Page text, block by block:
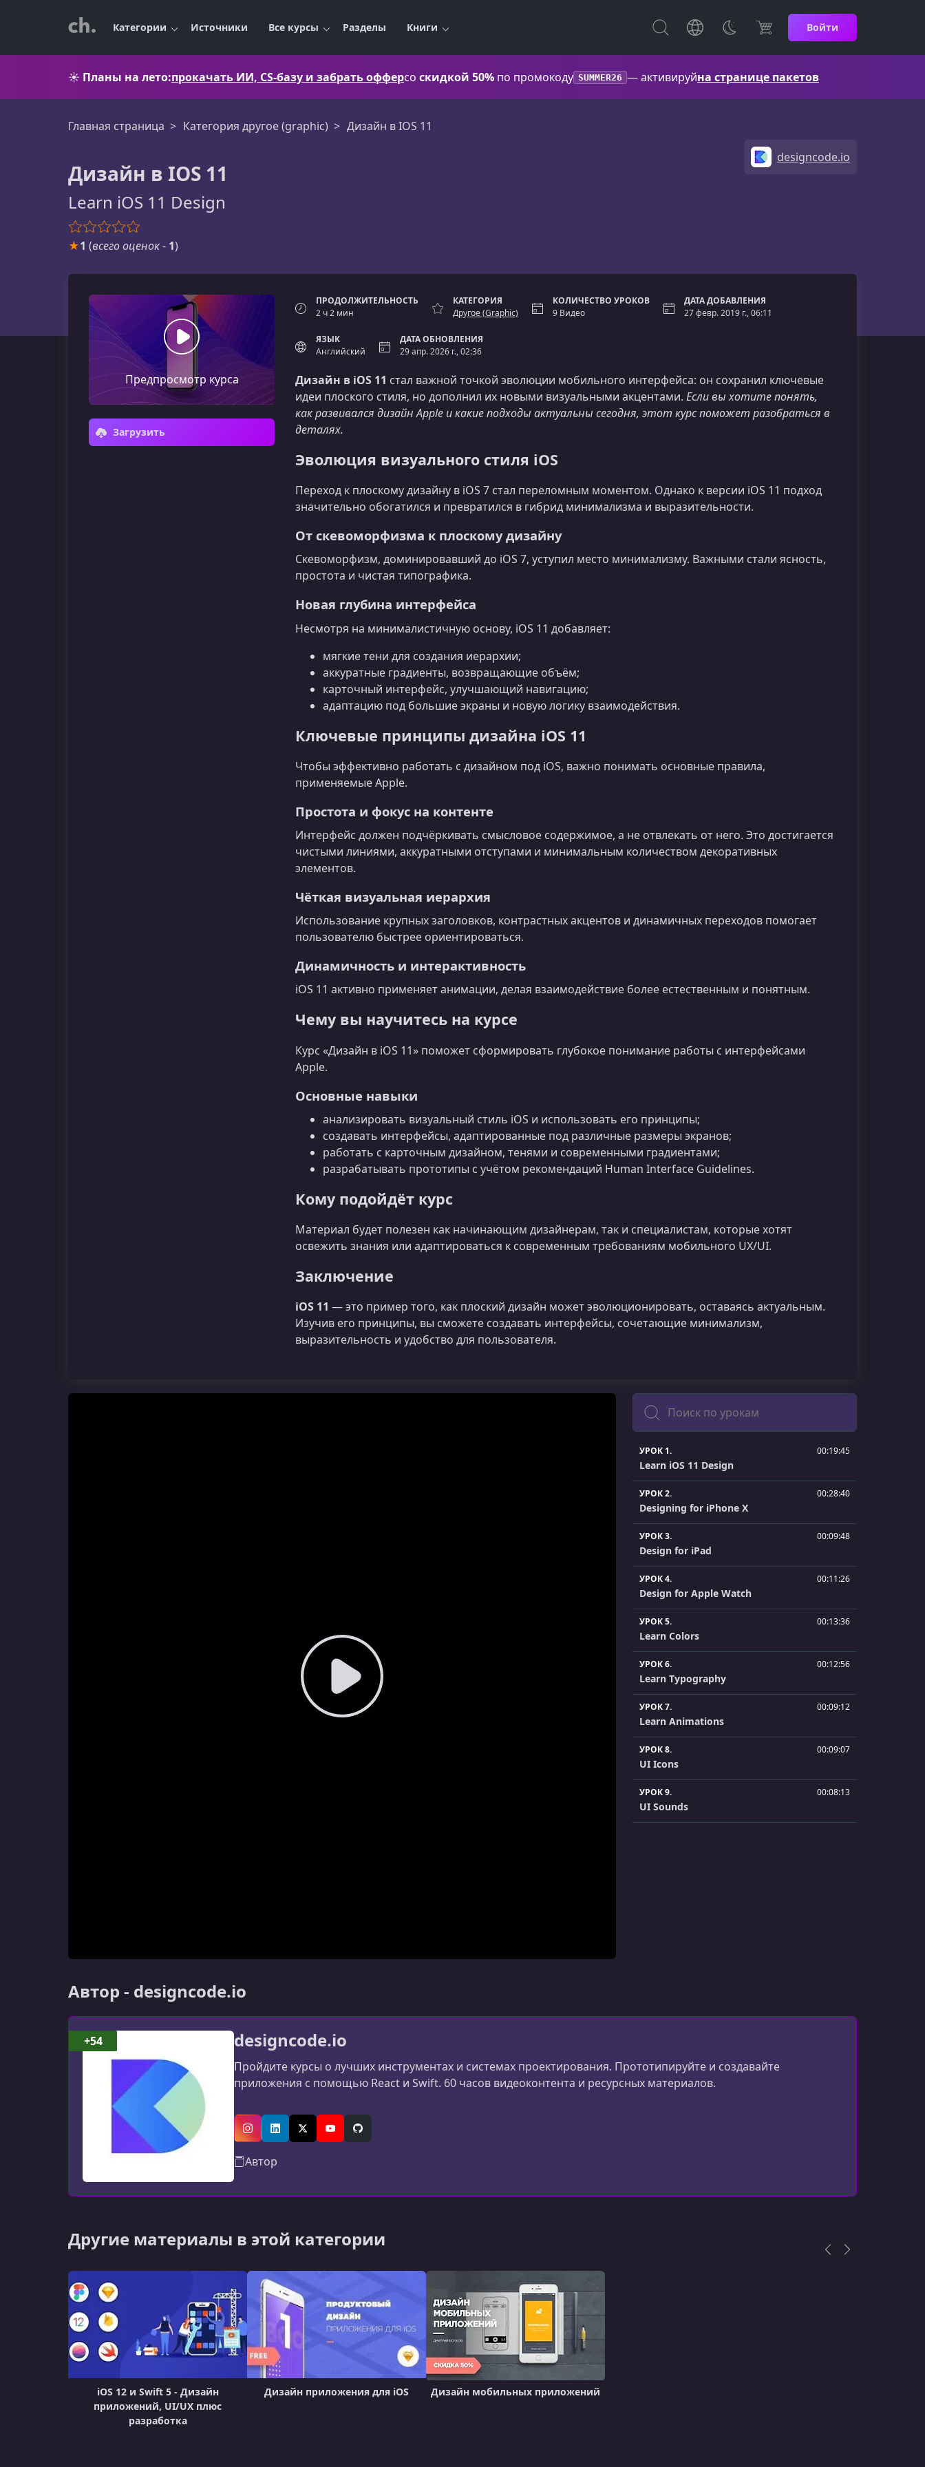
Категории Источники Все курсы Разделы Книги Войти
☀️ Планы на лето:прокачать ИИ, CS-базу и забрать офферсо скидкой 50% по промокоду SUMMER26 — активируйна странице пакетов
Главная страница Категория другое (graphic) Дизайн в IOS 11
Дизайн в IOS 11
Learn iOS 11 Design
designcode.io
★1 (всего оценок- 1)
Предпросмотр курса
Загрузить
ПРОДОЛЖИТЕЛЬНОСТЬ
2 ч 2 мин
КАТЕГОРИЯ
Другое (Graphic)
КОЛИЧЕСТВО УРОКОВ
9 Видео
ДАТА ДОБАВЛЕНИЯ
27 февр. 2019 г., 06:11
ЯЗЫК
Английский
ДАТА ОБНОВЛЕНИЯ
29 апр. 2026 г., 02:36
Дизайн в iOS 11 стал важной точкой эволюции мобильного интерфейса: он сохранил ключевые
идеи плоского стиля, но дополнил их новыми визуальными акцентами. Если вы хотите понять,
как развивался дизайн Apple и какие подходы актуальны сегодня, этот курс поможет разобраться в
деталях.
Эволюция визуального стиля iOS
Переход к плоскому дизайну в iOS 7 стал переломным моментом. Однако к версии iOS 11 подход
значительно обогатился и превратился в гибрид минимализма и выразительности.
От скевоморфизма к плоскому дизайну
Скевоморфизм, доминировавший до iOS 7, уступил место минимализму. Важными стали ясность,
простота и чистая типографика.
Новая глубина интерфейса
Несмотря на минималистичную основу, iOS 11 добавляет:
мягкие тени для создания иерархии;
аккуратные градиенты, возвращающие объём;
карточный интерфейс, улучшающий навигацию;
адаптацию под большие экраны и новую логику взаимодействия.
Ключевые принципы дизайна iOS 11
Чтобы эффективно работать с дизайном под iOS, важно понимать основные правила,
применяемые Apple.
Простота и фокус на контенте
Интерфейс должен подчёркивать смысловое содержимое, а не отвлекать от него. Это достигается
чистыми линиями, аккуратными отступами и минимальным количеством декоративных
элементов.
Чёткая визуальная иерархия
Использование крупных заголовков, контрастных акцентов и динамичных переходов помогает
пользователю быстрее ориентироваться.
Динамичность и интерактивность
iOS 11 активно применяет анимации, делая взаимодействие более естественным и понятным.
Чему вы научитесь на курсе
Курс «Дизайн в iOS 11» поможет сформировать глубокое понимание работы с интерфейсами
Apple.
Основные навыки
анализировать визуальный стиль iOS и использовать его принципы;
создавать интерфейсы, адаптированные под различные размеры экранов;
работать с карточным дизайном, тенями и современными градиентами;
разрабатывать прототипы с учётом рекомендаций Human Interface Guidelines.
Кому подойдёт курс
Материал будет полезен как начинающим дизайнерам, так и специалистам, которые хотят
освежить знания или адаптироваться к современным требованиям мобильного UX/UI.
Заключение
iOS 11 — это пример того, как плоский дизайн может эволюционировать, оставаясь актуальным.
Изучив его принципы, вы сможете создавать интерфейсы, сочетающие минимализм,
выразительность и удобство для пользователя.
Поиск
УРОК 1. 00:19:45
Learn iOS 11 Design
УРОК 2. 00:28:40
Designing for iPhone X
УРОК 3. 00:09:48
Design for iPad
УРОК 4. 00:11:26
Design for Apple Watch
УРОК 5. 00:13:36
Learn Colors
УРОК 6. 00:12:56
Learn Typography
УРОК 7. 00:09:12
Learn Animations
УРОК 8. 00:09:07
UI Icons
УРОК 9. 00:08:13
UI Sounds
Автор - designcode.io
designcode.io
Пройдите курсы о лучших инструментах и системах проектирования. Прототипируйте и создавайте
приложения с помощью React и Swift. 60 часов видеоконтента и ресурсных материалов.
InstagramLinkedInX (Twitter)YouTubeGitHub
Автор
+54
Другие материалы в этой категории
iOS 12 и Swift 5 - Дизайн
приложений, UI/UX плюс
разработка
Дизайн приложения для iOS Дизайн мобильных приложений